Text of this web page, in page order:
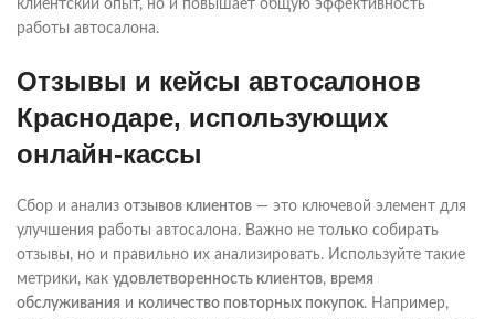
клиентский опыт, но и повышает общую эффективность
работы автосалона.
Отзывы и кейсы автосалонов
Краснодаре, использующих
онлайн-кассы
Сбор и анализ отзывов клиентов — это ключевой элемент для
улучшения работы автосалона. Важно не только собирать
отзывы, но и правильно их анализировать. Используйте такие
метрики, как удовлетворенность клиентов, время
обслуживания и количество повторных покупок. Например,